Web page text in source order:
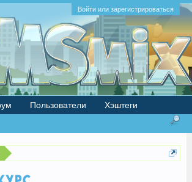
Войти или зарегистрироваться
Пользователи Хэштеги